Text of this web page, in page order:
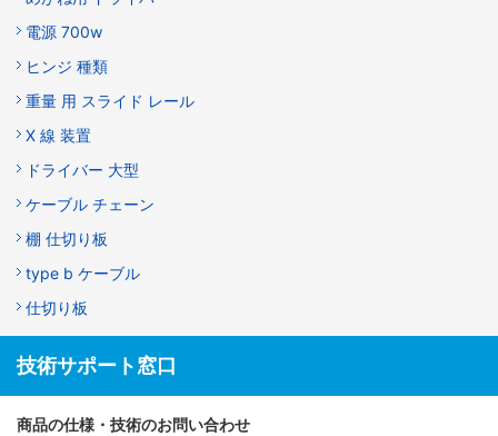
電源 700w
ヒンジ 種類
重量 用 スライド レール
X 線 装置
ドライバー 大型
ケーブル チェーン
棚 仕切り板
type b ケーブル
仕切り板
技術サポート窓口
商品の仕様・技術のお問い合わせ